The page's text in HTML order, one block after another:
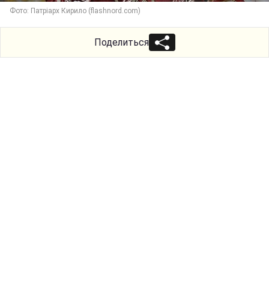
Фото: Патріарх Кирило (flashnord.com)
Поделиться